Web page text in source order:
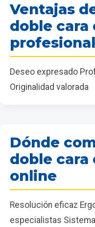
Ventajas
doble cara
profesional
Deseo expresado
Originalidad valorada
Dónde
doble cara
online
Resolución eficaz
especialistas